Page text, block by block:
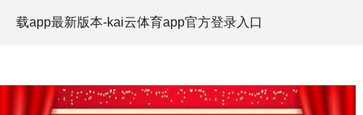
载app最新版本-kai云体育app官方登录入口